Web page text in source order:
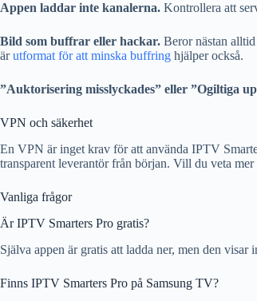
Appen laddar inte kanalerna. Kontrollera att
Bild som buffrar eller hackar. Beror nästan
ärutformat för att minska buffring hjälper också.
”Auktorisering misslyckades” eller ”Ogiltiga
VPN och säkerhet
En VPN är inget krav för att använda IPTV
transparent leverantör från början. Vill du veta
Vanliga frågor
Är IPTV Smarters Pro gratis?
Själva appen är gratis att ladda ner, men den
Finns IPTV Smarters Pro på Samsung TV?